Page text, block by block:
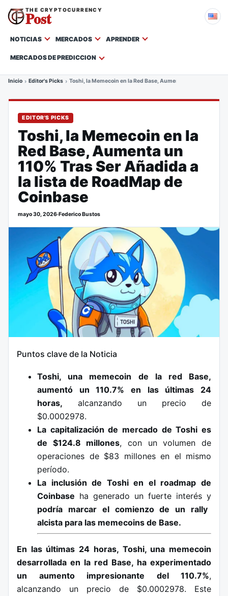
THE CRYPTOCURRENCY
Post
NOTICIAS MERCADOS APRENDER
MERCADOS DE PREDICCION
Inicio Editor's Picks Toshi, la Memecoin en la Red Base, Aumenta un 110% Tras
EDITOR'S PICKS
Toshi, la Memecoin en la
Red Base, Aumenta un
110% Tras Ser Añadida a
la lista de RoadMap de
Coinbase
mayo 30, 2026·Federico Bustos
Puntos clave de la Noticia
Toshi, una memecoin de la red Base,
aumentó un 110.7% en las últimas 24
horas, alcanzando un precio de
$0.0002978.
La capitalización de mercado de Toshi es
de $124.8 millones, con un volumen de
operaciones de $83 millones en el mismo
período.
La inclusión de Toshi en el roadmap de
Coinbase ha generado un fuerte interés y
podría marcar el comienzo de un rally
alcista para las memecoins de Base.
En las últimas 24 horas, Toshi, una memecoin
desarrollada en la red Base, ha experimentado
un aumento impresionante del 110.7%,
alcanzando un precio de $0.0002978. Este